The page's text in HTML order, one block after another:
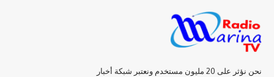
نحن نؤثر على 20 مليون مستخدم ونعتبر شبكة أخبار